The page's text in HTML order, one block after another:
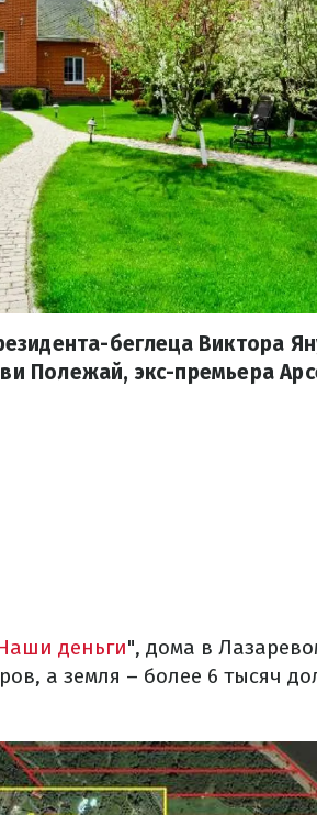
беглеца Виктора
Полежай, экс-премьера
деньги", дома в
а земля – более 6 тысяч